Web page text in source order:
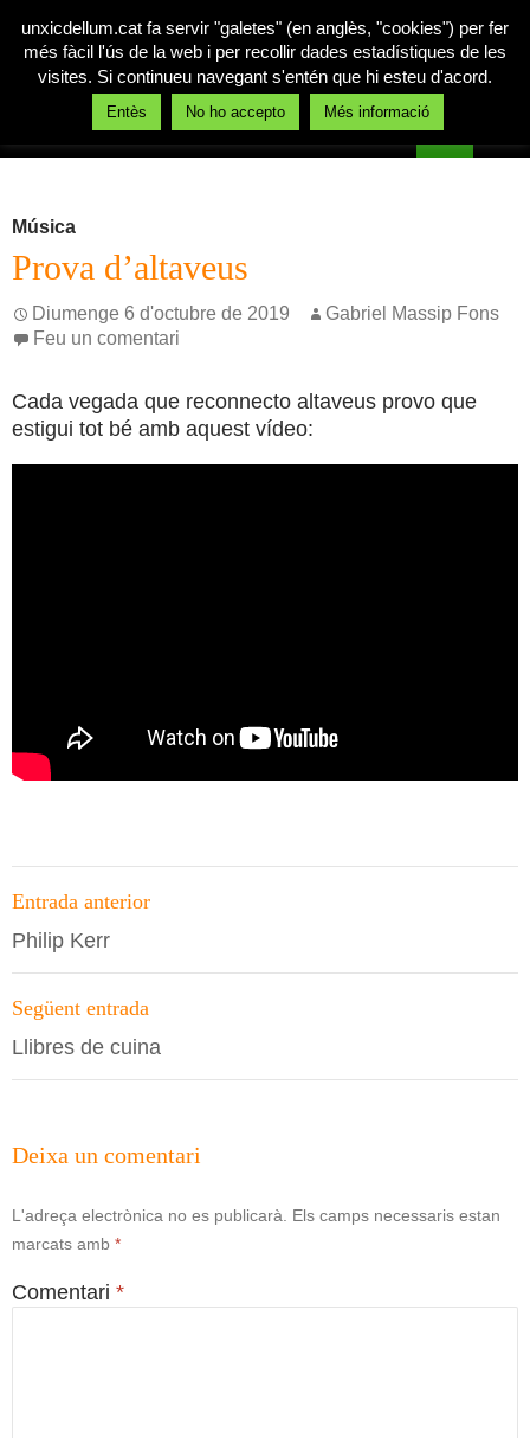
Un xic de llum
Música
Prova d’altaveus
Diumenge 6 d'octubre de 2019
Gabriel Massip Fons
Feu un comentari
Cada vegada que reconnecto altaveus provo que
estigui tot bé amb aquest vídeo:
Navegació
per
les
entrades
Entrada anterior
Philip Kerr
Següent entrada
Llibres de cuina
Deixa un comentari
L'adreça electrònica no es publicarà. Els camps necessaris estan
marcats amb *
Comentari *
unxicdellum.cat fa servir "galetes" (en anglès, "cookies") per fer
més fàcil l'ús de la web i per recollir dades estadístiques de les
visites. Si continueu navegant s'entén que hi esteu d'acord.
Entès No ho accepto Més informació